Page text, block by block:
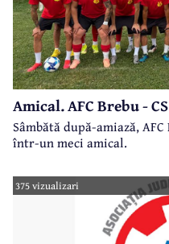
Amical. AFC Brebu -
Sâmbătă după-amiază,
într-un meci amical.
375 vizualizari